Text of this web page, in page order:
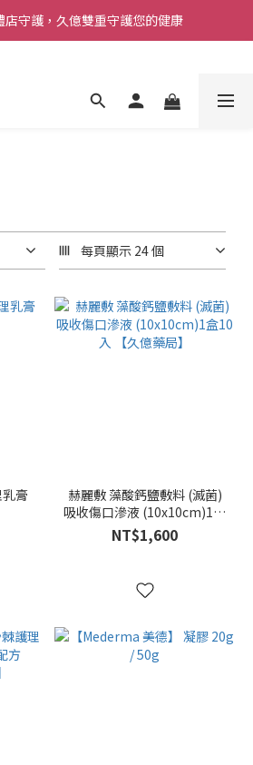
店守護，久億雙重守護您的健康
每頁顯示 24 個
膏
赫麗敷 藻酸鈣鹽敷料 (滅菌)
吸收傷口滲液 (10x10cm)1盒
10入 【久億藥局】
NT$1,600